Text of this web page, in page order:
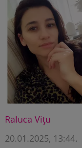
Raluca Vițu
20.01.2025, 13:44.